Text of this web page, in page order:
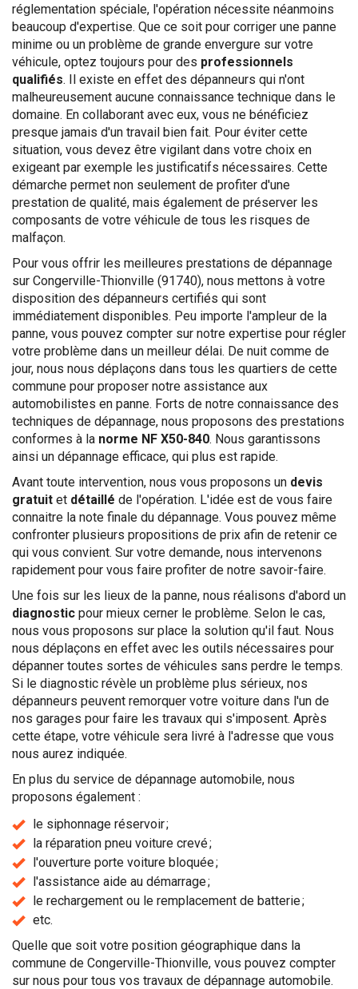
réglementation spéciale, l'opération nécessite néanmoins
beaucoup d'expertise. Que ce soit pour corriger une panne
minime ou un problème de grande envergure sur votre
véhicule, optez toujours pour des professionnels
qualifiés. Il existe en effet des dépanneurs qui n'ont
malheureusement aucune connaissance technique dans le
domaine. En collaborant avec eux, vous ne bénéficiez
presque jamais d'un travail bien fait. Pour éviter cette
situation, vous devez être vigilant dans votre choix en
exigeant par exemple les justificatifs nécessaires. Cette
démarche permet non seulement de profiter d'une
prestation de qualité, mais également de préserver les
composants de votre véhicule de tous les risques de
malfaçon.
Pour vous offrir les meilleures prestations de dépannage
sur Congerville-Thionville (91740), nous mettons à votre
disposition des dépanneurs certifiés qui sont
immédiatement disponibles. Peu importe l'ampleur de la
panne, vous pouvez compter sur notre expertise pour régler
votre problème dans un meilleur délai. De nuit comme de
jour, nous nous déplaçons dans tous les quartiers de cette
commune pour proposer notre assistance aux
automobilistes en panne. Forts de notre connaissance des
techniques de dépannage, nous proposons des prestations
conformes à la norme NF X50-840. Nous garantissons
ainsi un dépannage efficace, qui plus est rapide.
Avant toute intervention, nous vous proposons un devis
gratuit et détaillé de l'opération. L'idée est de vous faire
connaitre la note finale du dépannage. Vous pouvez même
confronter plusieurs propositions de prix afin de retenir ce
qui vous convient. Sur votre demande, nous intervenons
rapidement pour vous faire profiter de notre savoir-faire.
Une fois sur les lieux de la panne, nous réalisons d'abord un
diagnostic pour mieux cerner le problème. Selon le cas,
nous vous proposons sur place la solution qu'il faut. Nous
nous déplaçons en effet avec les outils nécessaires pour
dépanner toutes sortes de véhicules sans perdre le temps.
Si le diagnostic révèle un problème plus sérieux, nos
dépanneurs peuvent remorquer votre voiture dans l'un de
nos garages pour faire les travaux qui s'imposent. Après
cette étape, votre véhicule sera livré à l'adresse que vous
nous aurez indiquée.
En plus du service de dépannage automobile, nous
proposons également :
le siphonnage réservoir ;
la réparation pneu voiture crevé ;
l'ouverture porte voiture bloquée ;
l'assistance aide au démarrage ;
le rechargement ou le remplacement de batterie ;
etc.
Quelle que soit votre position géographique dans la
commune de Congerville-Thionville, vous pouvez compter
sur nous pour tous vos travaux de dépannage automobile.